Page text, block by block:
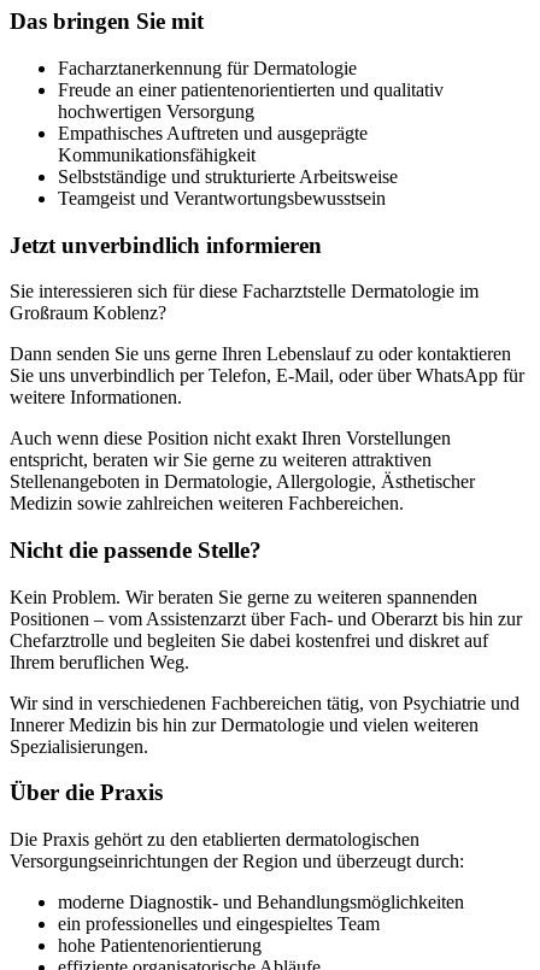
Das bringen Sie mit
Facharztanerkennung für Dermatologie
Freude an einer patientenorientierten und qualitativ
hochwertigen Versorgung
Empathisches Auftreten und ausgeprägte
Kommunikationsfähigkeit
Selbstständige und strukturierte Arbeitsweise
Teamgeist und Verantwortungsbewusstsein
Jetzt unverbindlich informieren
Sie interessieren sich für diese Facharztstelle Dermatologie im
Großraum Koblenz?
Dann senden Sie uns gerne Ihren Lebenslauf zu oder kontaktieren
Sie uns unverbindlich per Telefon, E-Mail, oder über WhatsApp für
weitere Informationen.
Auch wenn diese Position nicht exakt Ihren Vorstellungen
entspricht, beraten wir Sie gerne zu weiteren attraktiven
Stellenangeboten in Dermatologie, Allergologie, Ästhetischer
Medizin sowie zahlreichen weiteren Fachbereichen.
Nicht die passende Stelle?
Kein Problem. Wir beraten Sie gerne zu weiteren spannenden
Positionen – vom Assistenzarzt über Fach- und Oberarzt bis hin zur
Chefarztrolle und begleiten Sie dabei kostenfrei und diskret auf
Ihrem beruflichen Weg.
Wir sind in verschiedenen Fachbereichen tätig, von Psychiatrie und
Innerer Medizin bis hin zur Dermatologie und vielen weiteren
Spezialisierungen.
Über die Praxis
Die Praxis gehört zu den etablierten dermatologischen
Versorgungseinrichtungen der Region und überzeugt durch:
moderne Diagnostik- und Behandlungsmöglichkeiten
ein professionelles und eingespieltes Team
hohe Patientenorientierung